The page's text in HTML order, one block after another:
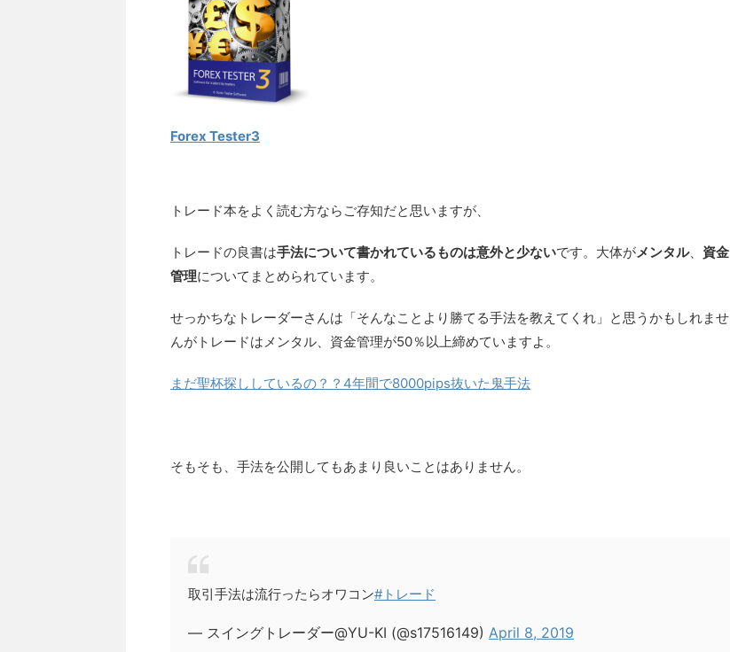
Forex Tester3
トレード本をよく読む方ならご存知だと思いますが、
トレードの良書は手法について書かれているものは意外と少ないです。大体がメンタル、 資金
管理についてまとめられています。
せっかちなトレーダーさんは「そんなことより勝てる手法を教えてくれ」と思うかもしれませ
んがトレードはメンタル、資金管理が50％以上締めていますよ。
まだ聖杯探ししているの？？4年間で8000pips抜いた鬼手法
そもそも、手法を公開してもあまり良いことはありません。
取引手法は流行ったらオワコン#トレード
— スイングトレーダー@YU-KI (@s17516149) April 8, 2019